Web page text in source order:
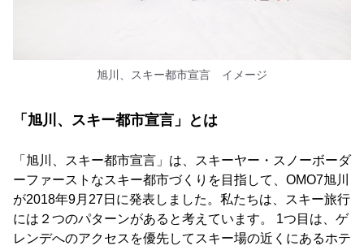
旭川、スキー都市宣言 イメージ
「旭川、スキー都市宣言」とは
「旭川、スキー都市宣言」は、スキーヤー・スノーボーダ
ーファーストなスキー都市づくりを目指して、OMO7旭川
が2018年9月27日に発表しました。私たちは、スキー旅行
には２つのパターンがあると考えています。 1つ目は、ゲ
レンデへのアクセスを優先してスキー場の近くにあるホテ